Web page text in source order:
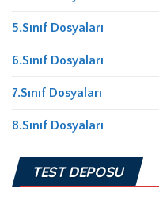
5.Sınıf Dosyaları
6.Sınıf Dosyaları
7.Sınıf Dosyaları
8.Sınıf Dosyaları
TEST DEPOSU